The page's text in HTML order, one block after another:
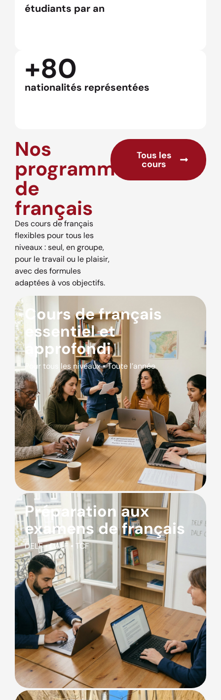
étudiants par an
+80
nationalités représentées
Nos
programmes
de
français
Des cours de français
flexibles pour tous les
niveaux : seul, en groupe,
pour le travail ou le plaisir,
avec des formules
adaptées à vos objectifs.
Tous les
cours
Cours de français
essentiel et
approfondi
Pour tous les niveaux • Toute l’année
Préparation aux
examens de français
DELF • DALF • TCF